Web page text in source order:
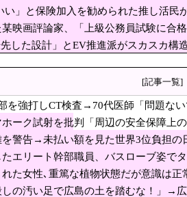
労組の夢が実現したね」
けただけ」「正常で、品質問題はない」
その瞬間に周囲で見守って
・・・」
きるのか⋯有楽町駅前に数百人の支持者ら
ー照射時にも使用
ア「4強神話も疑われる恥ずべき状況」[8/8] [
い」と保険加入を勧められた推し活民
映画評論家、「上級公務員試験に合
した設計」とEV推進派がスカスカ構
[記事一覧]
を強打しCT検査→70代医師「問題な
ーク試射を批判「周辺の安全保障上
を警告→未払い額を見た世界3位負担
エリート幹部職員、バスローブ姿で
た女性､重篤な植物状態だが意識は正
の汚い足で広島の土を踏むな！」→